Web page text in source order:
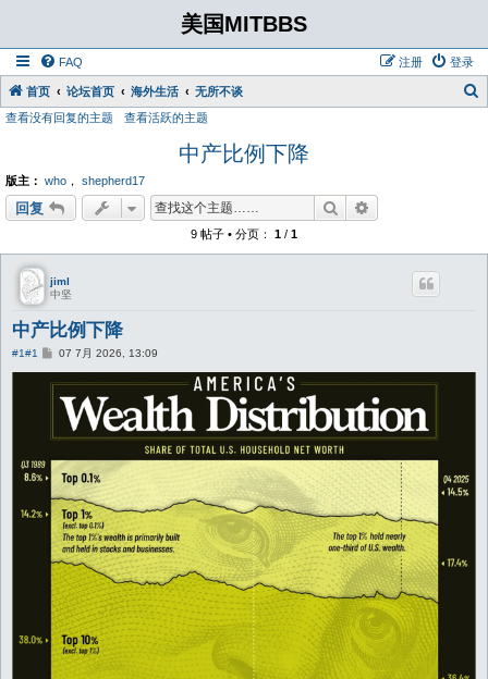
美国MITBBS
FAQ 登录
注册
首页 论坛首页 海外生活 无所不谈
查看没有回复的主题 查看活跃的主题
中产比例下降
版主： who ， shepherd17
回复 搜索
9 帖子 • 分页： 1 / 1
jiml
中坚
中产比例下降
#1#1
帖
07 7月 2026, 13:09